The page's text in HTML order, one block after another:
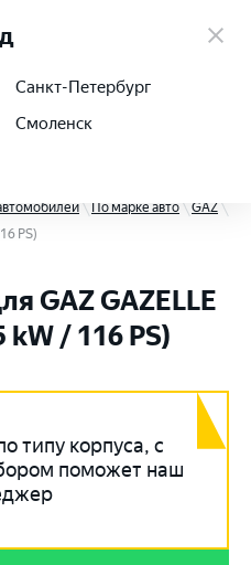
По марке авто
GAZ
PS)
GAZ GAZELLE
kW / 116 PS)
типу корпуса, с
поможет наш
Санкт-Петербург
Смоленск